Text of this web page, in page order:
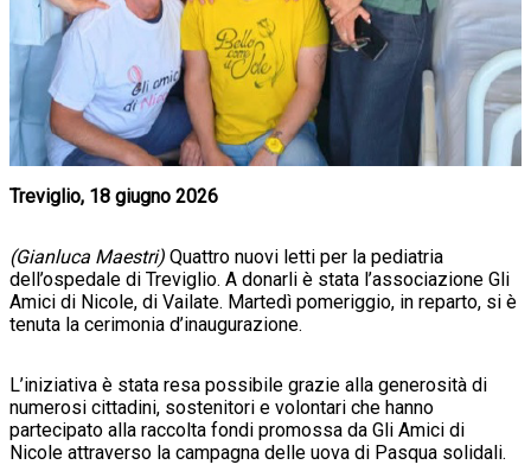
Treviglio, 18 giugno 2026
(Gianluca Maestri) Quattro nuovi letti per la pediatria
dell’ospedale di Treviglio. A donarli è stata l’associazione Gli
Amici di Nicole, di Vailate. Martedì pomeriggio, in reparto, si è
tenuta la cerimonia d’inaugurazione.
L’iniziativa è stata resa possibile grazie alla generosità di
numerosi cittadini, sostenitori e volontari che hanno
partecipato alla raccolta fondi promossa da Gli Amici di
Nicole attraverso la campagna delle uova di Pasqua solidali.